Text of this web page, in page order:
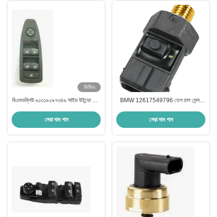
ভিডিও
বিএমডব্লিউ ৬১৩১৯২৯৭৩৪৬ সাইড উইন্ডো ট্রিম
সেরা দাম পান
BMW 12617549796 তেল চাপ সেন্সর
সেরা দাম পান